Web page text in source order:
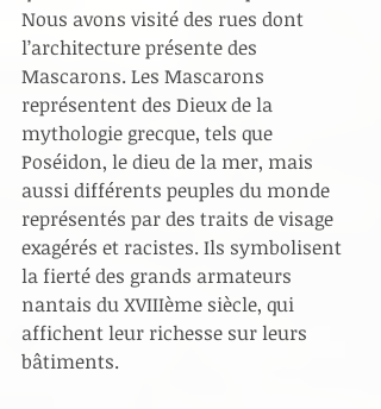
Nous avons visité des rues dont
l’architecture présente des
Mascarons. Les Mascarons
représentent des Dieux de la
mythologie grecque, tels que
Poséidon, le dieu de la mer, mais
aussi différents peuples du monde
représentés par des traits de visage
exagérés et racistes. Ils symbolisent
la fierté des grands armateurs
nantais du XVIIIème siècle, qui
affichent leur richesse sur leurs
bâtiments.